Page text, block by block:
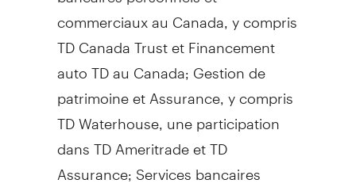
commerciaux au Canada, y compris
TD Canada Trust et Financement
auto TD au Canada; Gestion de
patrimoine et Assurance, y compris
TD Waterhouse, une participation
dans TD Ameritrade et TD
Assurance; Services bancaires